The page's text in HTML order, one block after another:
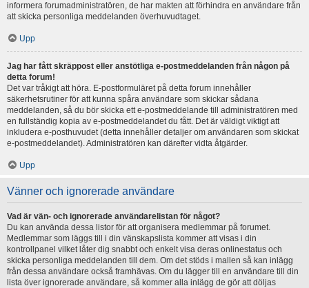
informera forumadministratören, de har makten att förhindra en användare från
att skicka personliga meddelanden överhuvudtaget.
Upp
Jag har fått skräppost eller anstötliga e-postmeddelanden från någon på
detta forum!
Det var tråkigt att höra. E-postformuläret på detta forum innehåller
säkerhetsrutiner för att kunna spåra användare som skickar sådana
meddelanden, så du bör skicka ett e-postmeddelande till administratören med
en fullständig kopia av e-postmeddelandet du fått. Det är väldigt viktigt att
inkludera e-posthuvudet (detta innehåller detaljer om användaren som skickat
e-postmeddelandet). Administratören kan därefter vidta åtgärder.
Upp
Vänner och ignorerade användare
Vad är vän- och ignorerade användarelistan för något?
Du kan använda dessa listor för att organisera medlemmar på forumet.
Medlemmar som läggs till i din vänskapslista kommer att visas i din
kontrollpanel vilket låter dig snabbt och enkelt visa deras onlinestatus och
skicka personliga meddelanden till dem. Om det stöds i mallen så kan inlägg
från dessa användare också framhävas. Om du lägger till en användare till din
lista över ignorerade användare, så kommer alla inlägg de gör att döljas